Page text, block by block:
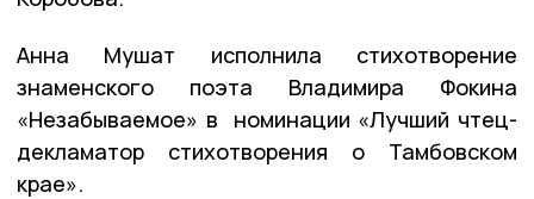
Анна Мушат исполнила стихотворение
знаменского поэта Владимира Фокина
«Незабываемое» в номинации «Лучший чтец-
декламатор стихотворения о Тамбовском
крае».